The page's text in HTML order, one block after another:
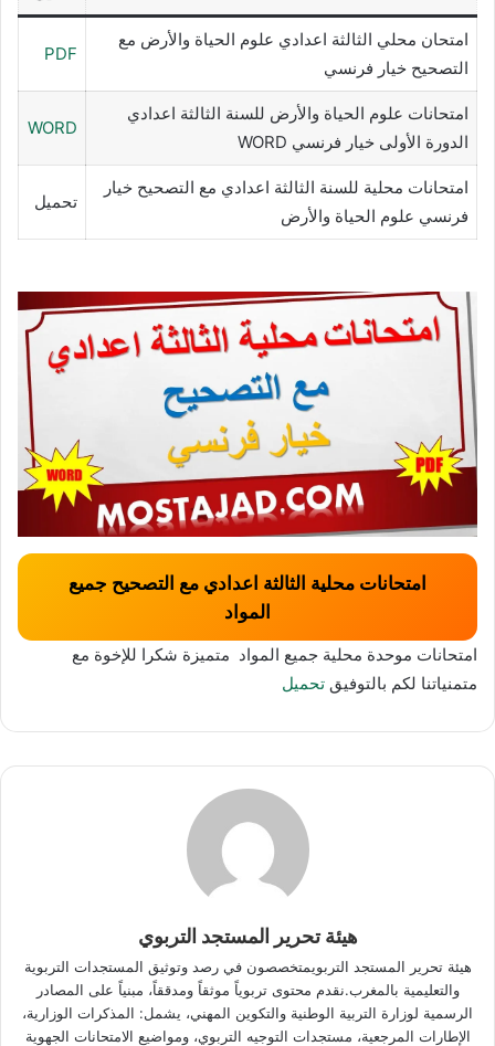
امتحان محلي الثالثة اعدادي علوم الحياة والأرض مع
التصحيح خيار فرنسي
PDF
امتحانات علوم الحياة والأرض للسنة الثالثة اعدادي
الدورة الأولى خيار فرنسي WORD
WORD
امتحانات محلية للسنة الثالثة اعدادي مع التصحيح خيار
فرنسي علوم الحياة والأرض
تحميل
امتحانات محلية الثالثة اعدادي مع التصحيح جميع
المواد
امتحانات موحدة محلية جميع المواد متميزة شكرا للإخوة مع
متمنياتنا لكم بالتوفيق تحميل
هيئة تحرير المستجد التربوي
هيئة تحرير المستجد التربويمتخصصون في رصد وتوثيق المستجدات التربوية
والتعليمية بالمغرب.نقدم محتوى تربوياً موثقاً ومدققاً، مبنياً على المصادر
الرسمية لوزارة التربية الوطنية والتكوين المهني، يشمل: المذكرات الوزارية،
الإطارات المرجعية، مستجدات التوجيه التربوي، ومواضيع الامتحانات الجهوية